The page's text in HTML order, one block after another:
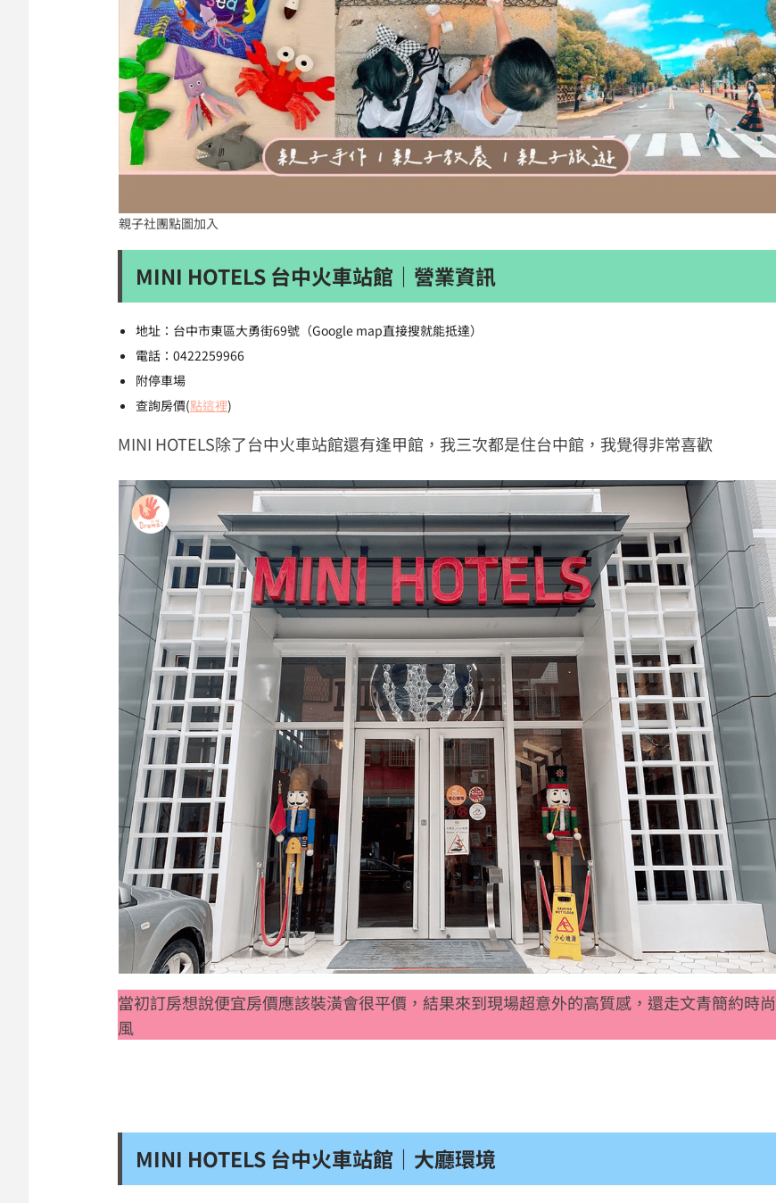
親子社團點圖加入
MINI HOTELS 台中火車站館｜營業資訊
地址：台中市東區大勇街69號（Google map直接搜就能抵達）
電話：0422259966
附停車場
查詢房價(點這裡)
MINI HOTELS除了台中火車站館還有逢甲館，我三次都是住台中館，我覺得非常喜歡
當初訂房想說便宜房價應該裝潢會很平價，結果來到現場超意外的高質感，還走文青簡約時尚
風
MINI HOTELS 台中火車站館｜大廳環境